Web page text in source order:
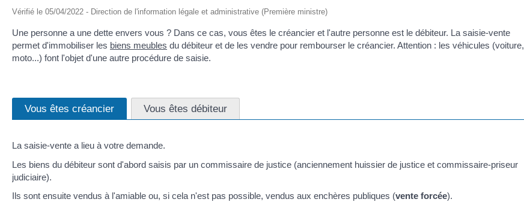
Vérifié le 05/04/2022 - Direction de l'information légale et administrative (Première ministre)
Une personne a une dette envers vous ? Dans ce cas, vous êtes le créancier et l'autre personne est le débiteur. La saisie-vente
permet d'immobiliser les biens meubles du débiteur et de les vendre pour rembourser le créancier. Attention : les véhicules (voiture,
moto...) font l'objet d'une autre procédure de saisie.
Vous êtes créancier Vous êtes débiteur
La saisie-vente a lieu à votre demande.
Les biens du débiteur sont d'abord saisis par un commissaire de justice (anciennement huissier de justice et commissaire-priseur
judiciaire).
Ils sont ensuite vendus à l'amiable ou, si cela n'est pas possible, vendus aux enchères publiques (vente forcée).